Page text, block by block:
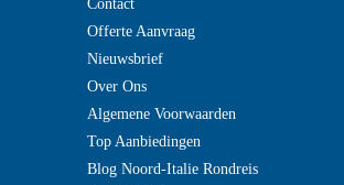
Contact
Offerte Aanvraag
Nieuwsbrief
Over Ons
Algemene Voorwaarden
Top Aanbiedingen
Blog Noord-Italie Rondreis